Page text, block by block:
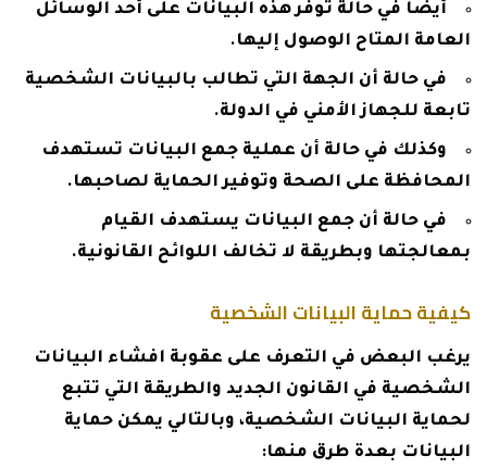
أيضًا في حالة توفر هذه البيانات على أحد الوسائل
العامة المتاح الوصول إليها.
في حالة أن الجهة التي تطالب بالبيانات الشخصية
تابعة للجهاز الأمني في الدولة.
وكذلك في حالة أن عملية جمع البيانات تستهدف
المحافظة على الصحة وتوفير الحماية لصاحبها.
في حالة أن جمع البيانات يستهدف القيام
بمعالجتها وبطريقة لا تخالف اللوائح القانونية.
كيفية حماية البيانات الشخصية
يرغب البعض في التعرف على عقوبة افشاء البيانات
الشخصية في القانون الجديد والطريقة التي تتبع
لحماية البيانات الشخصية، وبالتالي يمكن حماية
البيانات بعدة طرق منها: